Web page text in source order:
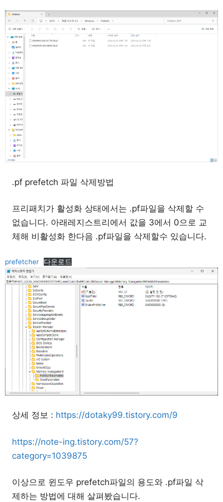
.pf prefetch 파일 삭제방법
프리패치가 활성화 상태에서는 .pf파일을 삭제할 수
없습니다. 아래레지스트리에서 값을 3에서 0으로 교
체해 비활성화 한다음 .pf파일을 삭제할수 있습니다.
prefetcher 다운로드
상세 정보 : https://dotaky99.tistory.com/9
https://note-ing.tistory.com/57?
category=1039875
이상으로 윈도우 prefetch파일의 용도와 .pf파일 삭
제하는 방법에 대해 살펴봤습니다.